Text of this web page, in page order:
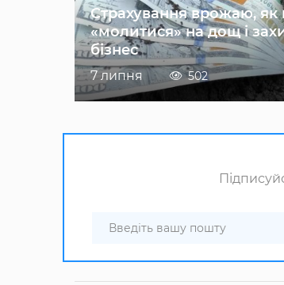
Страхування врожаю, як
«молитися» на дощ і
бізнес
7 липня 502